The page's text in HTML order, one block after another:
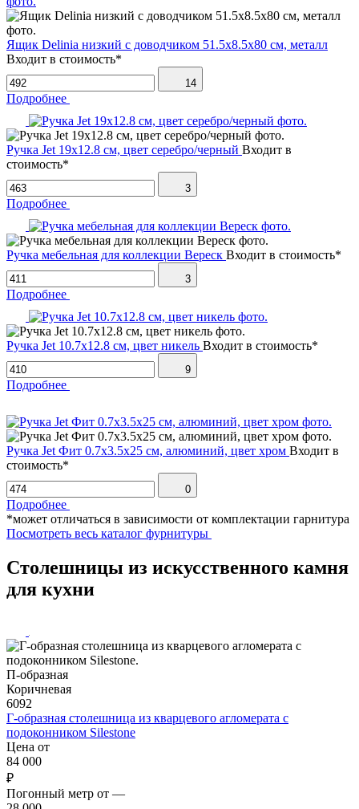
Ящик Delinia низкий с доводчиком 51.5х8.5х80 см, металл
Входит в стоимость*
14
Подробнее
Ручка Jet 19х12.8 см, цвет серебро/черный Входит в
стоимость*
3
Подробнее
Ручка мебельная для коллекции Вереск Входит в стоимость*
3
Подробнее
Ручка Jet 10.7х12.8 см, цвет никель Входит в стоимость*
9
Подробнее
Ручка Jet Фит 0.7х3.5х25 см, алюминий, цвет хром Входит в
стоимость*
0
Подробнее
*может отличаться в зависимости от комплектации гарнитура
Посмотреть весь каталог фурнитуры
Столешницы из искусственного камня
для кухни
П-образная
Коричневая
6092
Г-образная столешница из кварцевого агломерата с
подоконником Silestone
Цена от
84 000
₽
Погонный метр от —